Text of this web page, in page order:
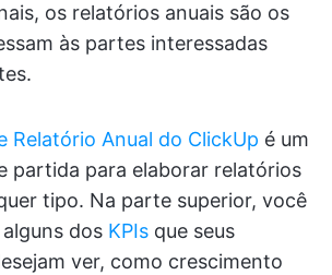
os relatórios anuais são os
às partes interessadas
Relatório Anual do ClickUp é um
partida para elaborar relatórios
tipo. Na parte superior, você
dos KPIs que seus
ver, como crescimento